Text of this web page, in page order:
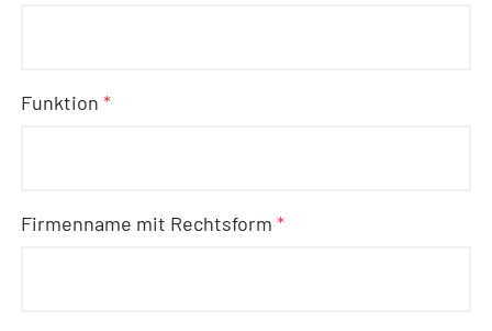
Funktion*
Firmenname mit Rechtsform*